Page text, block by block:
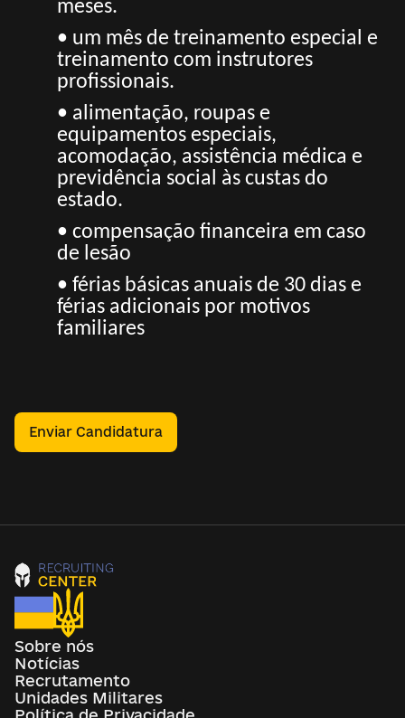
meses.
• um mês de treinamento especial e
treinamento com instrutores
profissionais.
• alimentação, roupas e
equipamentos especiais,
acomodação, assistência médica e
previdência social às custas do
estado.
• compensação financeira em caso
de lesão
• férias básicas anuais de 30 dias e
férias adicionais por motivos
familiares
Enviar Candidatura
Sobre nós
Notícias
Recrutamento
Unidades Militares